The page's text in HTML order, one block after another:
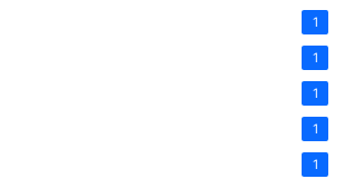
1
1
1
1
1